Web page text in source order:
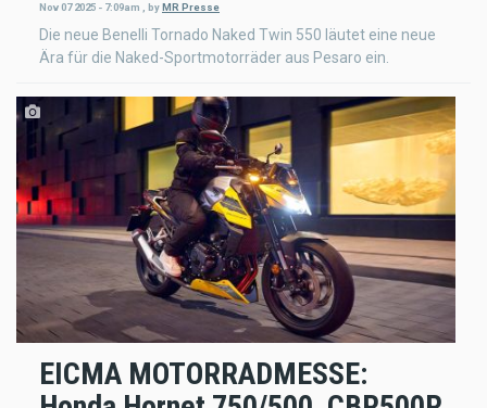
Nov 07 2025 - 7:09am byMR Presse
Die neue Benelli Tornado Naked Twin 550 läutet eine neue
Ära für die Naked-Sportmotorräder aus Pesaro ein.
EICMA MOTORRADMESSE: